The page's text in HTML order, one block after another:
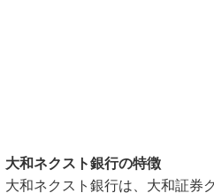
大和ネクスト銀行の特徴
大和ネクスト銀行は、大和証券